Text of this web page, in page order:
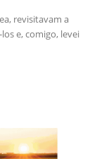
revisitavam a
e, comigo, levei